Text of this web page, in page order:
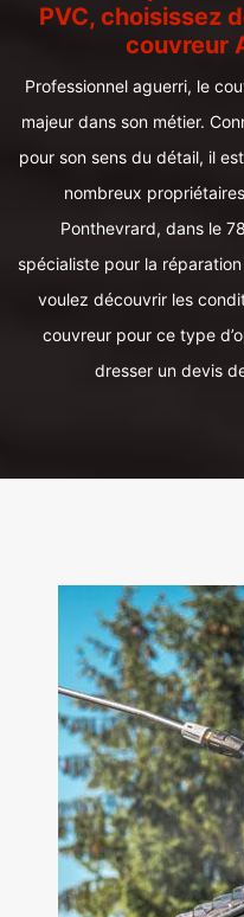
PVC, choisissez
couvreur
Professionnel aguerri, le
majeur dans son métier.
pour son sens du détail, il
nombreux
Ponthevrard, dans le
spécialiste pour la
voulez découvrir les
couvreur pour ce type
dresser un devis